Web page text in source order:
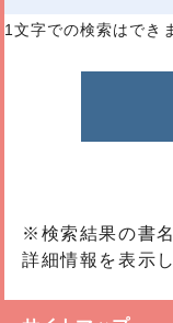
1文字での検索はでき
※検索結果の書
詳細情報を表示